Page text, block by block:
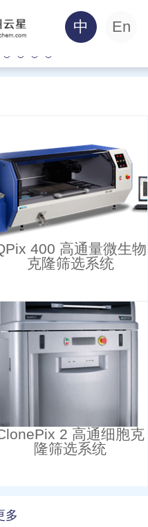
中 En
400 高通量微生物
克隆筛选系统
2 高通细胞克
隆筛选系统
多